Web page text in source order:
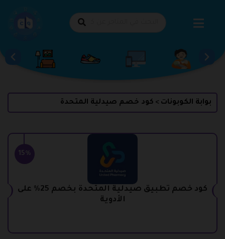
بوابة الكوبونات > كود خصم صيدلية المتحدة
15%
كود خصم تطبيق صيدلية المتحدة بخصم 25% على
الأدوية